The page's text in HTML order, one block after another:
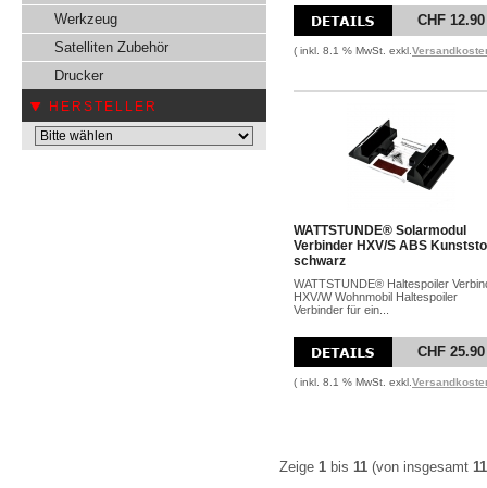
Werkzeug
Satelliten Zubehör
Drucker
HERSTELLER
CHF 12.90
( inkl. 8.1 % MwSt. exkl.
WATTSTUNDE® Solarmodul
Verbinder HXV/S ABS
schwarz
WATTSTUNDE® Haltespoiler
HXV/W Wohnmobil Haltespoiler
Verbinder für ein...
CHF 25.90
( inkl. 8.1 % MwSt. exkl.
Zeige 1 bis 11 (von insgesamt 11